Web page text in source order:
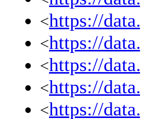
<https://
<https://
<https://
<https://
<https://